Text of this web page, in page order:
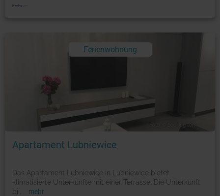
Ferienwohnung
Foto: © booking.com
Apartament Lubniewice
Das Apartament Lubniewice in Lubniewice bietet
klimatisierte Unterkünfte mit einer Terrasse. Die Unterkunft
bi
mehr